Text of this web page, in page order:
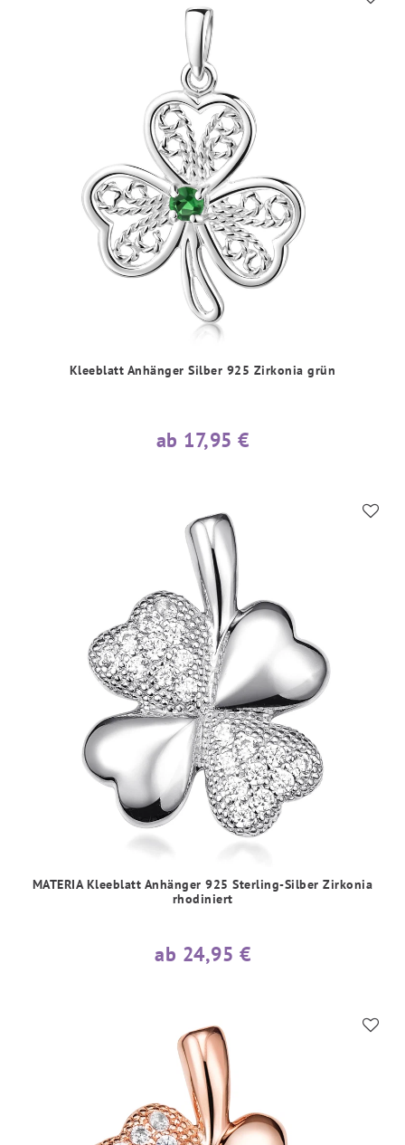
Kleeblatt Anhänger Silber 925 Zirkonia grün
ab 17,95 €
MATERIA Kleeblatt Anhänger 925 Sterling-Silber Zirkonia
rhodiniert
ab 24,95 €